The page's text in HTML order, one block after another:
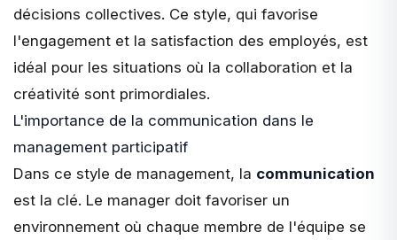
décisions collectives. Ce style, qui favorise
l'engagement et la satisfaction des employés, est
idéal pour les situations où la collaboration et la
créativité sont primordiales.
L'importance de la communication dans le
management participatif
Dans ce style de management, la communication
est la clé. Le manager doit favoriser un
environnement où chaque membre de l'équipe se